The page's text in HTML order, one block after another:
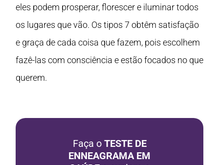
eles podem prosperar, florescer e iluminar todos
os lugares que vão. Os tipos 7 obtêm satisfação
e graça de cada coisa que fazem, pois escolhem
fazê-las com consciência e estão focados no que
querem.
Faça o TESTE DE
ENNEAGRAMA EM